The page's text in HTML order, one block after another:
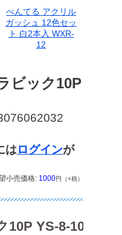
ビック10P
はログインが
小売価格: 1000円（+税）
10P YS-8-10S
ぺんてる アクリル
ガッシュ 12色セッ
ト 白2本入 WXR-
12